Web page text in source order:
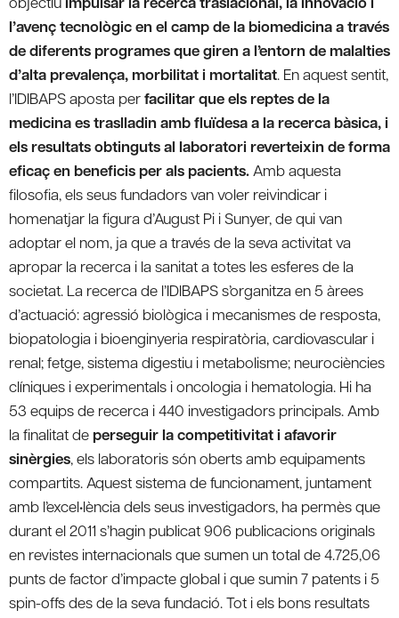
l’avenç tecnològic en el camp de la biomedicina a través
de diferents programes que giren a l’entorn de malalties
d’alta prevalença, morbilitat i mortalitat. En aquest sentit,
l’IDIBAPS aposta perfacilitar que els reptes de la
medicina es traslladin amb fluïdesa a la recerca bàsica, i
els resultats obtinguts al laboratori reverteixin de forma
eficaç en beneficis per als pacients. Amb aquesta
filosofia, els seus fundadors van voler reivindicar i
homenatjar la figura d’August Pi i Sunyer, de qui van
adoptar el nom, ja que a través de la seva activitat va
apropar la recerca i la sanitat a totes les esferes de la
societat. La recerca de l’IDIBAPS s’organitza en 5 àrees
d’actuació: agressió biològica i mecanismes de resposta,
biopatologia i bioenginyeria respiratòria, cardiovascular i
renal; fetge, sistema digestiu i metabolisme; neurociències
clíniques i experimentals i oncologia i hematologia. Hi ha
53 equips de recerca i 440 investigadors principals. Amb
la finalitat de perseguir la competitivitat i afavorir
sinèrgies, els laboratoris són oberts amb equipaments
compartits. Aquest sistema de funcionament, juntament
amb l’excel•lència dels seus investigadors, ha permès que
durant el 2011 s’hagin publicat 906 publicacions originals
en revistes internacionals que sumen un total de 4.725,06
punts de factor d’impacte global i que sumin 7 patents i 5
spin-offs des de la seva fundació. Tot i els bons resultats